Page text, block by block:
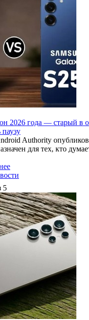
2026 года — старый в
паузу
Authority
для тех, кто
5